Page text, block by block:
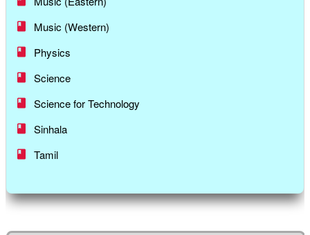
Music (Western)
Physics
Science
Science for Technology
Sinhala
Tamil